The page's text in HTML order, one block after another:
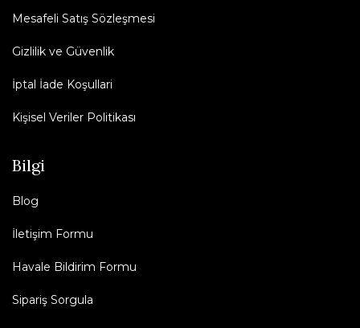
Mesafeli Satış Sözleşmesi
Gizlilik ve Güvenlik
İptal İade Koşullari
Kişisel Veriler Politikası
Bilgi
Blog
İletişim Formu
Havale Bildirim Formu
Sipariş Sorgula